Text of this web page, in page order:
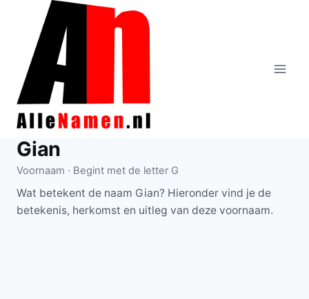
Doorgaan
inhoud
Gian
Voornaam · Begint met de letter G
Wat betekent de naam Gian? Hieronder vind je de
betekenis, herkomst en uitleg van deze voornaam.